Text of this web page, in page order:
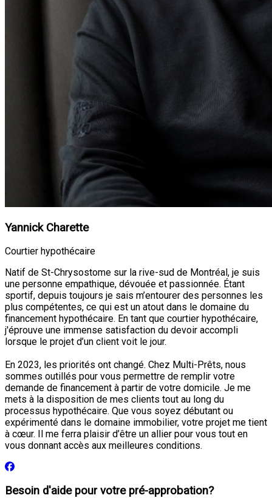
Yannick Charette
Courtier hypothécaire
Natif de St-Chrysostome sur la rive-sud de Montréal, je suis
une personne empathique, dévouée et passionnée. Étant
sportif, depuis toujours je sais m’entourer des personnes les
plus compétentes, ce qui est un atout dans le domaine du
financement hypothécaire. En tant que courtier hypothécaire,
j'éprouve une immense satisfaction du devoir accompli
lorsque le projet d’un client voit le jour.
En 2023, les priorités ont changé. Chez Multi-Prêts, nous
sommes outillés pour vous permettre de remplir votre
demande de financement à partir de votre domicile. Je me
mets à la disposition de mes clients tout au long du
processus hypothécaire. Que vous soyez débutant ou
expérimenté dans le domaine immobilier, votre projet me tient
à cœur. Il me ferra plaisir d’être un allier pour vous tout en
vous donnant accès aux meilleures conditions.
Besoin d'aide pour votre pré-approbation?